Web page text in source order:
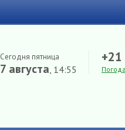
Сегодня пятница
7 августа, 14:55
+21